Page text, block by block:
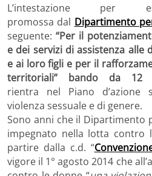
L’intestazione per
promossa dal Dipartimento
seguente: “Per il
e dei servizi di assistenza alle
e ai loro figli e per il
territoriali” bando da
12
rientra nel Piano d’azione
violenza sessuale e di genere.
Sono anni che il Dipartimento
impegnato nella lotta contro
partire dalla c.d. “
vigore il 1° agosto 2014 che